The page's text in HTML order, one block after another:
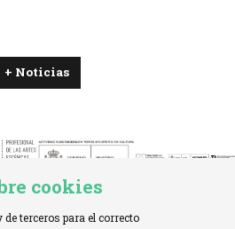
+ Noticias
cookies
terceros para el correcto